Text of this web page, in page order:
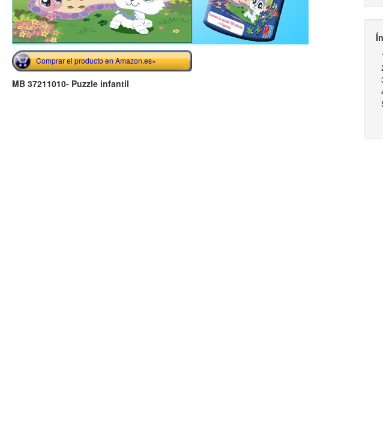
Comprar el producto en Amazon.es»
MB 37211010- Puzzle infantil